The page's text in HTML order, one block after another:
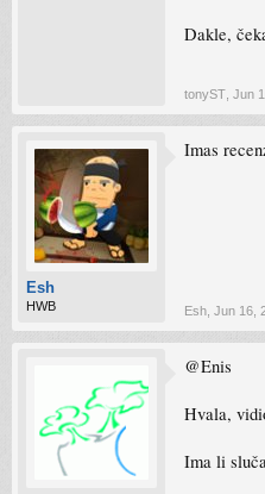
Dakle,
tonyST Jun
Esh
HWB
Imas
Esh Jun 16,
@Enis
Hvala,
Ima li